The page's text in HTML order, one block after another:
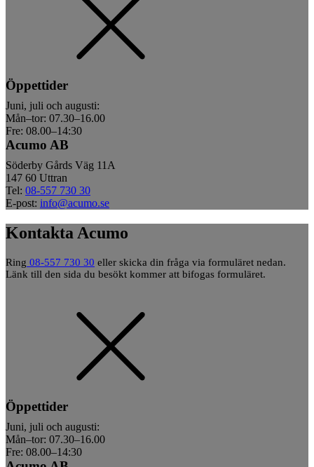
Öppettider
Juni, juli och augusti:
Mån–tor: 07.30–16.00
Fre: 08.00–14:30
Acumo AB
Söderby Gårds Väg 11A
147 60 Uttran
Tel: 08-557 730 30
E-post: info@acumo.se
Kontakta Acumo
Ring 08-557 730 30 eller skicka din fråga via formuläret nedan.
Länk till den sida du besökt kommer att bifogas formuläret.
Öppettider
Juni, juli och augusti:
Mån–tor: 07.30–16.00
Fre: 08.00–14:30